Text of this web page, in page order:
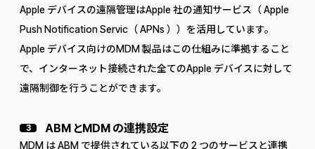
Apple デバイスの遠隔管理はApple 社の通知サービス（ Apple
Push Notification Servic（ APNs ））を活用しています。
Apple デバイス向けのMDM 製品はこの仕組みに準拠すること
で、インターネット接続された全てのApple デバイスに対して
遠隔制御を行うことができます。
3 ABM とMDM の連携設定
MDM は ABM で提供されている以下の 2 つのサービスと連携